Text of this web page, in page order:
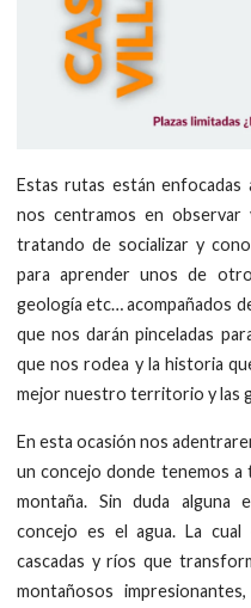
Estas rutas están
nos centramos en
tratando de socializar y
para aprender unos de
geología etc… acompañados
que nos darán pinceladas
que nos rodea y la historia
mejor nuestro territorio y las
En esta ocasión nos
un concejo donde tenemos
montaña. Sin duda alguna
concejo es el agua. La
cascadas y ríos que
montañosos